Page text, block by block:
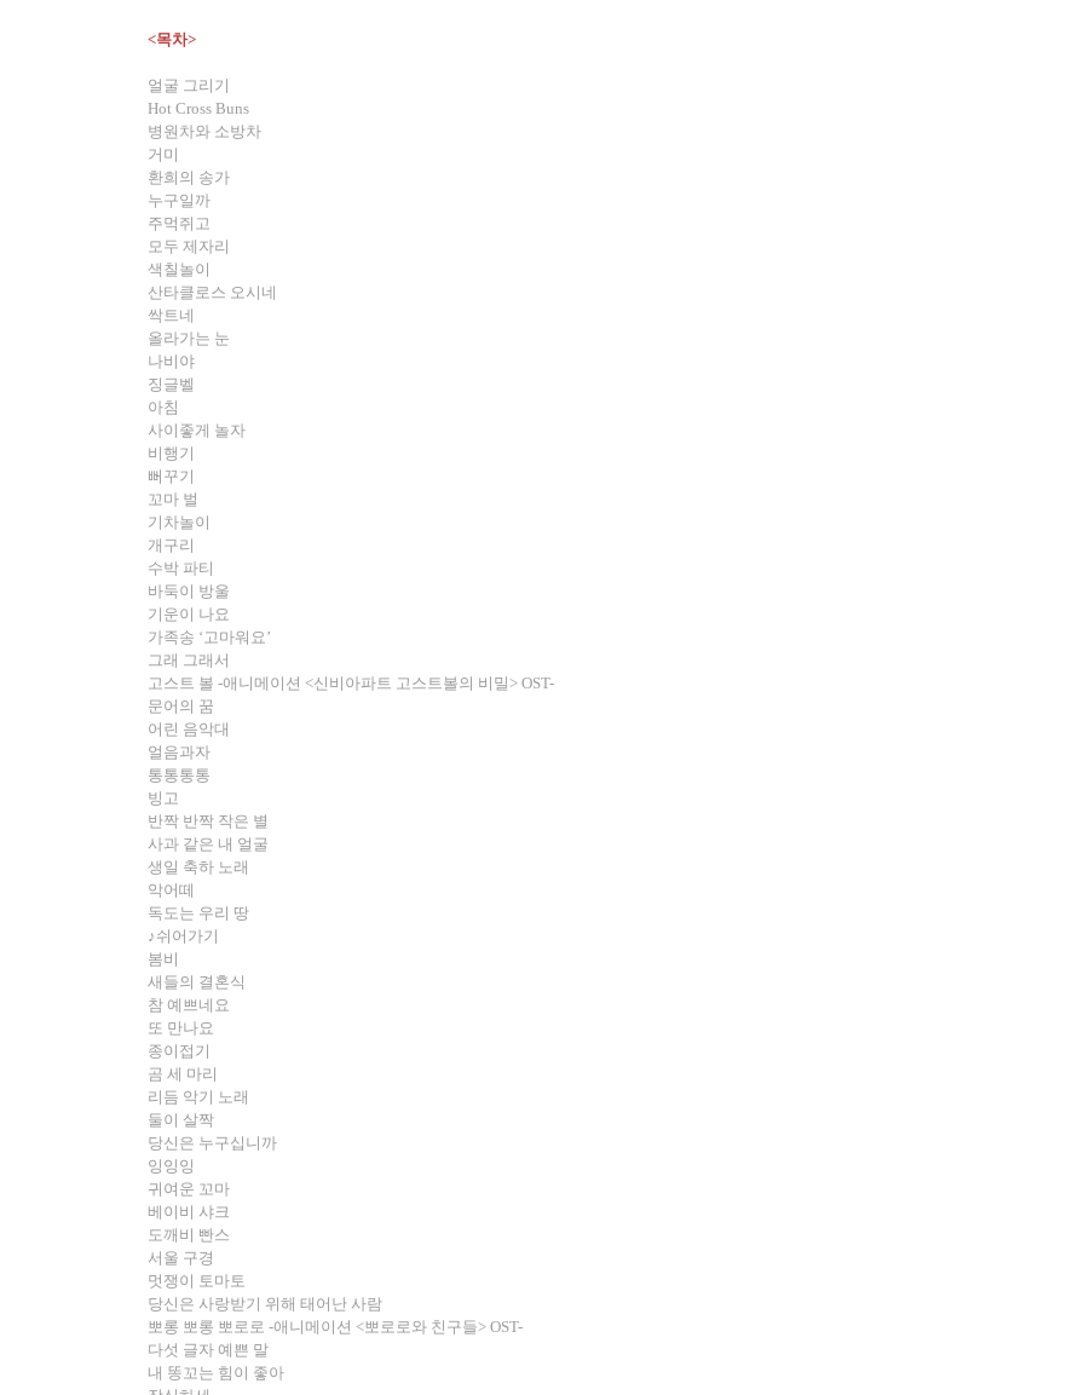
<목차>
얼굴 그리기
Hot Cross Buns
병원차와 소방차
거미
환희의 송가
누구일까
주먹쥐고
모두 제자리
색칠놀이
산타클로스 오시네
싹트네
올라가는 눈
나비야
징글벨
아침
사이좋게 놀자
비행기
뻐꾸기
꼬마 벌
기차놀이
개구리
수박 파티
바둑이 방울
기운이 나요
가족송 ‘ 고마워요 ’
그래 그래서
고스트 볼 -애니메이션 <신비아파트 고스트볼의 비밀> OST-
문어의 꿈
어린 음악대
얼음과자
통통통통
빙고
반짝 반짝 작은 별
사과 같은 내 얼굴
생일 축하 노래
악어떼
독도는 우리 땅
♪ 쉬어가기
봄비
새들의 결혼식
참 예쁘네요
또 만나요
종이접기
곰 세 마리
리듬 악기 노래
둘이 살짝
당신은 누구십니까
잉잉잉
귀여운 꼬마
베이비 샤크
도깨비 빤스
서울 구경
멋쟁이 토마토
당신은 사랑받기 위해 태어난 사람
뽀롱 뽀롱 뽀로로 -애니메이션 <뽀로로와 친구들> OST-
다섯 글자 예쁜 말
내 똥꼬는 힘이 좋아